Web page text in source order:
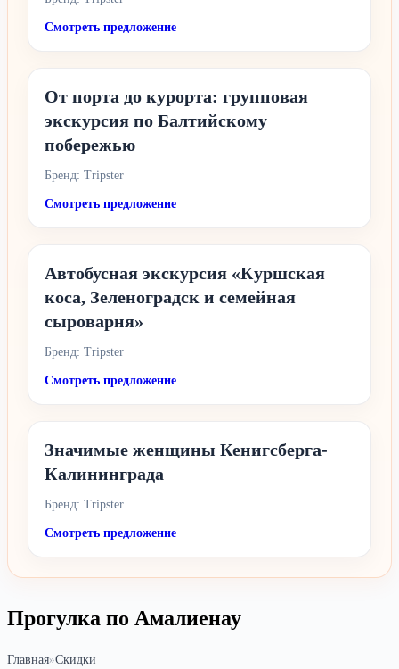
Смотреть предложение
От порта до курорта: групповая
экскурсия по Балтийскому
побережью
Бренд: Tripster
Смотреть предложение
Автобусная экскурсия «Куршская
коса, Зеленоградск и семейная
сыроварня»
Бренд: Tripster
Смотреть предложение
Значимые женщины Кенигсберга-
Калининграда
Бренд: Tripster
Смотреть предложение
Прогулка по Амалиенау
Главная»Скидки